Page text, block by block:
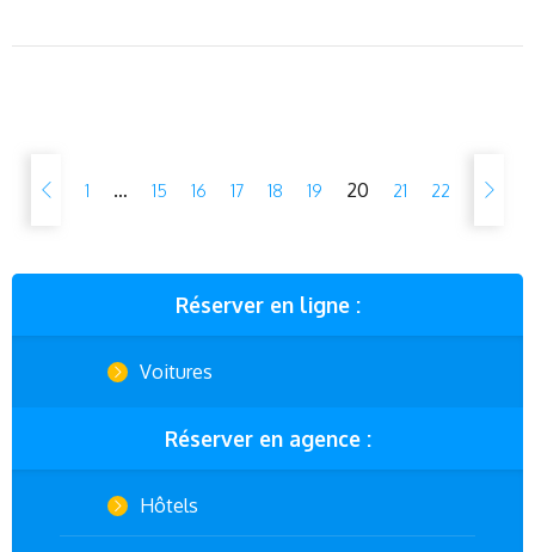
Réserver en ligne :
Voitures
Réserver en agence :
Hôtels
1 … 15 16 17 18 19 20 21 22